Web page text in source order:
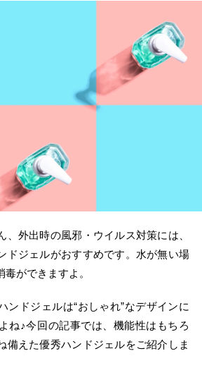
、外出時の風邪・ウイルス対策には、
ドジェルがおすすめです。水が無い場
ができますよ。
ンドジェルは“おしゃれ”なデザインに
ね♪今回の記事では、機能性はもちろ
備えた優秀ハンドジェルをご紹介しま